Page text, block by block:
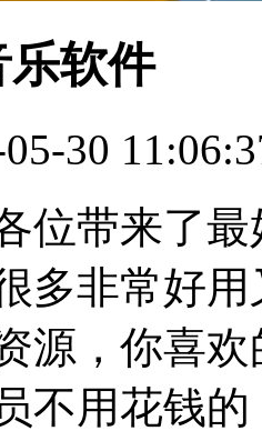
软件
30
位带来了
多非常好
源，你喜
不用花钱